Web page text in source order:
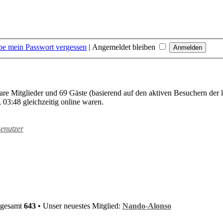
mein Passwort vergessen Angemeldet bleiben
Mitglieder und 69 Gäste (basierend auf den aktiven Besuchern der
gleichzeitig online waren.
643 • Unser neuestes Mitglied: Nando-Alonso